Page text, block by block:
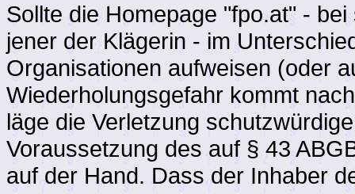
Sollte die Homepage "fpo.at" -
jener der Klägerin - im
Organisationen aufweisen (oder
Wiederholungsgefahr kommt
läge die Verletzung
Voraussetzung des auf § 43
auf der Hand. Dass der Inhaber